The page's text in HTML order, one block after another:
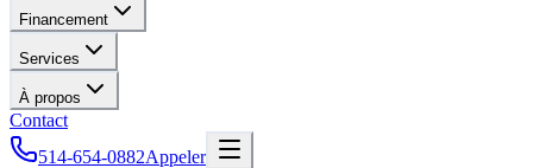
Financement
Services
À propos
Contact
514-654-0882Appeler